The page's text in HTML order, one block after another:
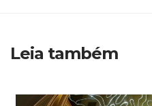
Leia também